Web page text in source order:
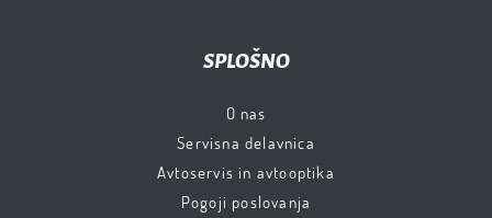
SPLOŠNO
O nas
Servisna delavnica
Avtoservis in avtooptika
Pogoji poslovanja